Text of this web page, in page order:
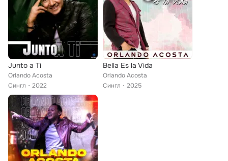
Junto a Ti
Orlando Acosta
Сингл
2022
Bella Es la Vida
Orlando Acosta
Сингл
2025